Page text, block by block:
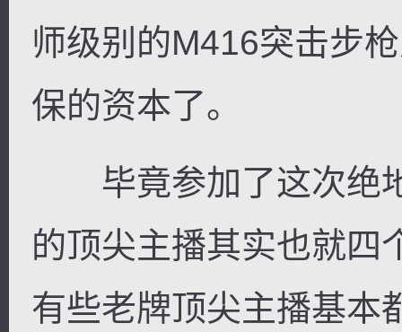
师级别的M416突击步
保的资本了。
毕竟参加了这次绝
的顶尖主播其实也就四
有些老牌顶尖主播基本